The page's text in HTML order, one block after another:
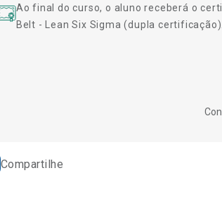
Ao final do curso, o aluno receberá o
Belt - Lean Six Sigma (dupla certificação).
Compartilhe